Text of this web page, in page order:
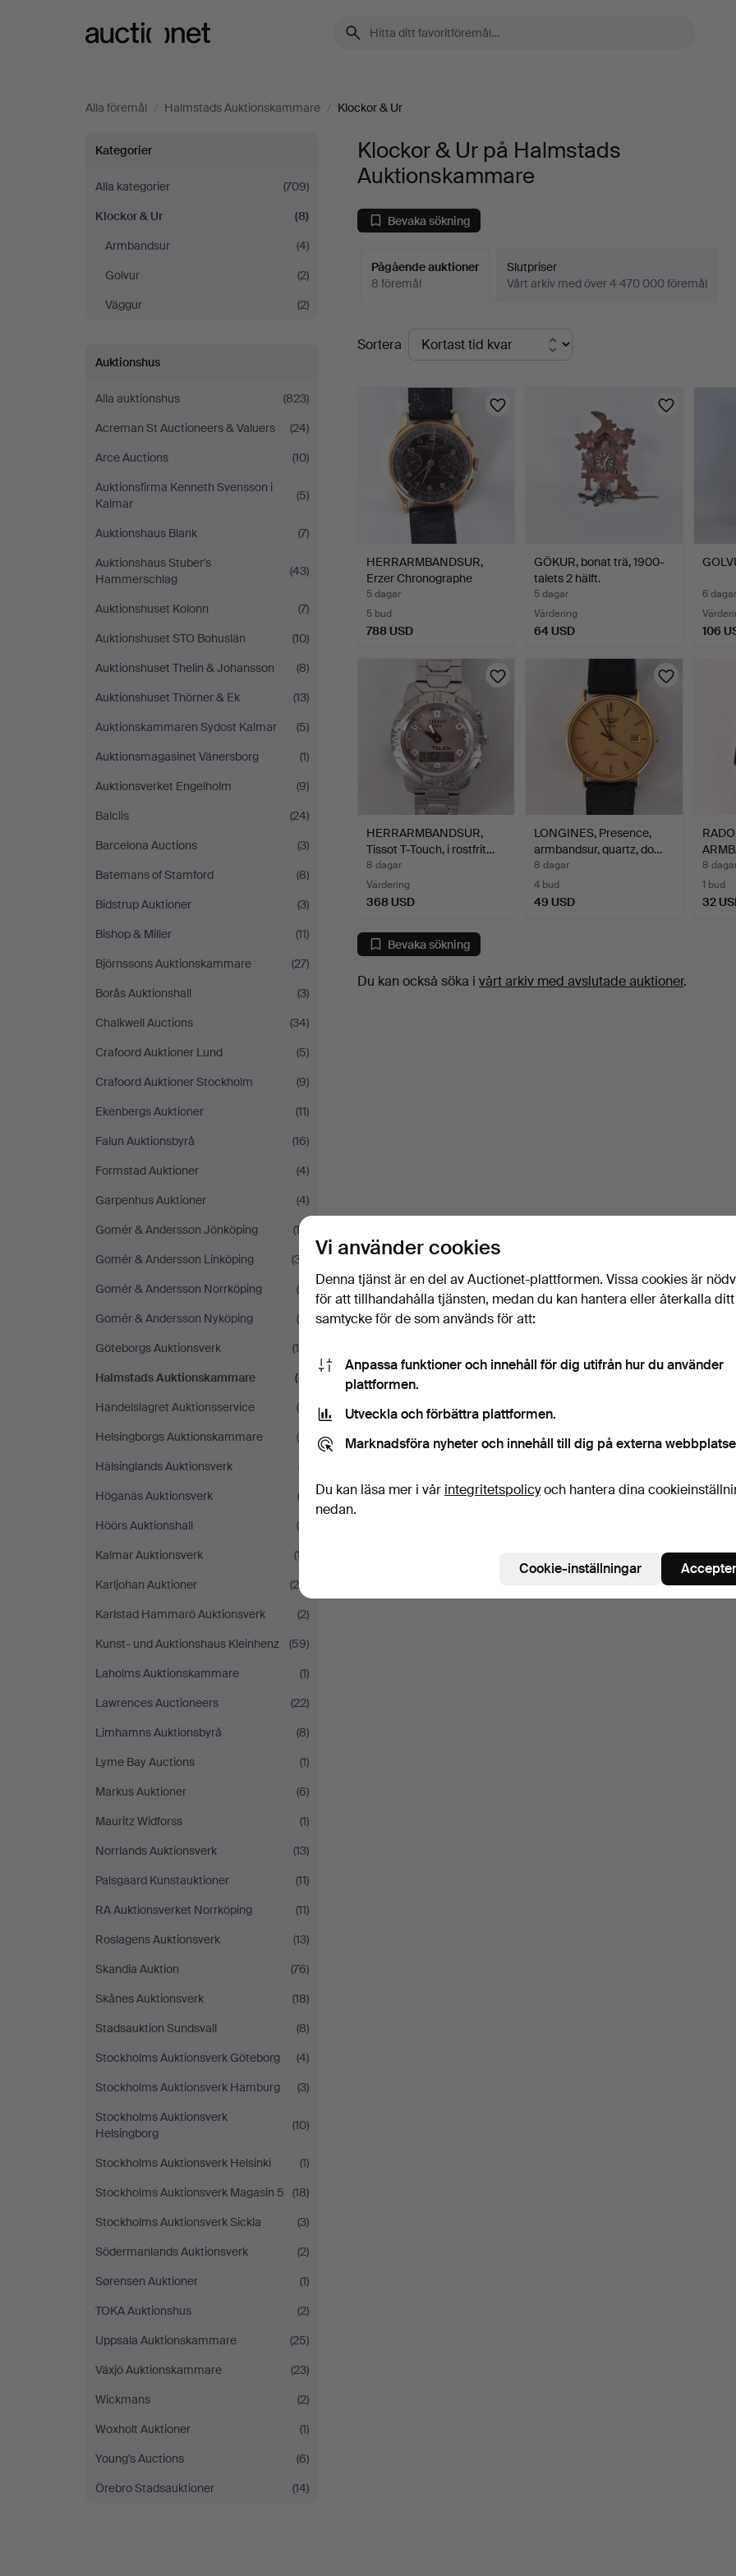
Alla föremål / Halmstads Auktionskammare / Klockor & Ur
Klockor
&
Ur
på
Halmstads
Auktionskammare
Kategorier
Alla kategorier
(709)
Klockor & Ur
(8)
Armbandsur
(4)
Golvur
(2)
Väggur
(2)
Auktionshus
Alla auktionshus
(823)
Acreman St Auctioneers & Valuers
(24)
Arce Auctions
(10)
Auktionsfirma Kenneth Svensson i
Kalmar
(5)
Auktionshaus Blank
(7)
Auktionshaus Stuber's
Hammerschlag
(43)
Auktionshuset Kolonn
(7)
Auktionshuset STO Bohuslän
(10)
Auktionshuset Thelin & Johansson
(8)
Auktionshuset Thörner & Ek
(13)
Auktionskammaren Sydost Kalmar
(5)
Auktionsmagasinet Vänersborg
(1)
Auktionsverket Engelholm
(9)
Balclis
(24)
Barcelona Auctions
(3)
Batemans of Stamford
(8)
Bidstrup Auktioner
(3)
Bishop & Miller
(11)
Björnssons Auktionskammare
(27)
Borås Auktionshall
(3)
Chalkwell Auctions
(34)
Crafoord Auktioner Lund
(5)
Crafoord Auktioner Stockholm
(9)
Ekenbergs Auktioner
(11)
Falun Auktionsbyrå
(16)
Formstad Auktioner
(4)
Garpenhus Auktioner
(4)
Gomér & Andersson Jönköping
(13)
Gomér & Andersson Linköping
(37)
Gomér & Andersson Norrköping
(5)
Gomér & Andersson Nyköping
(4)
Göteborgs Auktionsverk
(18)
Halmstads Auktionskammare
(8)
Handelslagret Auktionsservice
(4)
Helsingborgs Auktionskammare
(9)
Hälsinglands Auktionsverk
(7)
Höganäs Auktionsverk
(2)
Höörs Auktionshall
(5)
Kalmar Auktionsverk
(17)
Karljohan Auktioner
(25)
Karlstad Hammarö Auktionsverk
(2)
Kunst- und Auktionshaus Kleinhenz
(59)
Laholms Auktionskammare
(1)
Lawrences Auctioneers
(22)
Limhamns Auktionsbyrå
(8)
Lyme Bay Auctions
(1)
Markus Auktioner
(6)
Mauritz Widforss
(1)
Norrlands Auktionsverk
(13)
Palsgaard Kunstauktioner
(11)
RA Auktionsverket Norrköping
(11)
Roslagens Auktionsverk
(13)
Skandia Auktion
(76)
Skånes Auktionsverk
(18)
Stadsauktion Sundsvall
(8)
Stockholms Auktionsverk Göteborg
(4)
Stockholms Auktionsverk Hamburg
(3)
Stockholms Auktionsverk
Helsingborg
(10)
Stockholms Auktionsverk Helsinki
(1)
Stockholms Auktionsverk Magasin 5
(18)
Stockholms Auktionsverk Sickla
(3)
Södermanlands Auktionsverk
(2)
Sørensen Auktioner
(1)
TOKA Auktionshus
(2)
Uppsala Auktionskammare
(25)
Växjö Auktionskammare
(23)
Wickmans
(2)
Woxholt Auktioner
(1)
Young's Auctions
(6)
Örebro Stadsauktioner
(14)
Klockor & Ur på Halmstads
Auktionskammare
Bevaka sökning
Pågående auktioner
8 föremål
Slutpriser
Vårt arkiv med över 4 470 000 föremål
Pågående
auktioner
Sortera
HERRARMBANDSUR,
Erzer Chronographe
Suisse …
5 dagar
5 bud
788 USD
GÖKUR, bonat trä, 1900-
talets 2 hälft.
5 dagar
Värdering
64 USD
6 dagar
106
HERRARMBANDSUR,
Tissot T-Touch, i rostfrit…
8 dagar
Värdering
368 USD
LONGINES, Presence,
armbandsur, quartz, do…
8 dagar
4 bud
49 USD
8
1 bud
32
Bevaka sökning
Du kan också söka ivårt arkiv med avslutade auktioner.
Vi använder cookies
Denna tjänst är en del av Auctionet-plattformen. Vissa cookies är
för att tillhandahålla tjänsten, medan du kan hantera eller återkalla ditt
samtycke för de som används för att:
Anpassa funktioner och innehåll för dig utifrån hur du använder
plattformen.
Utveckla och förbättra plattformen.
Marknadsföra nyheter och innehåll till dig på externa
Du kan läsa mer i vår integritetspolicyoch hantera dina
nedan.
Cookie-inställningar